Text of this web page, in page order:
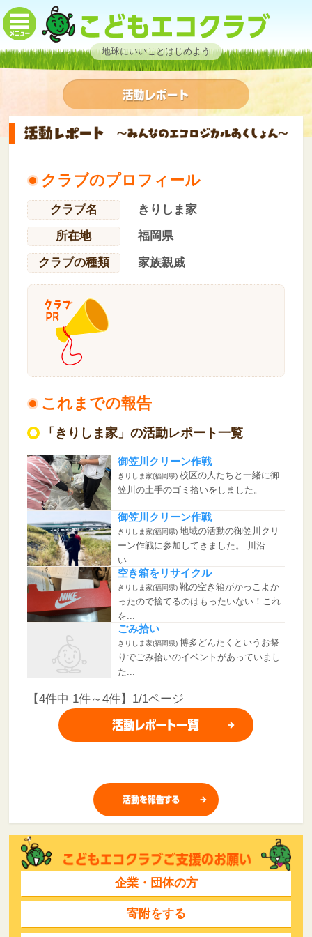
地球にいいことはじめよう
クラブのプロフィール
クラブ名
きりしま家
所在地
福岡県
クラブの種類
家族親戚
これまでの報告
「きりしま家」の活動レポート一覧
御笠川クリーン作戦
きりしま家(福岡県) 校区の人たちと一緒に御
笠川の土手のゴミ拾いをしました。
御笠川クリーン作戦
きりしま家(福岡県) 地域の活動の御笠川クリ
ーン作戦に参加してきました。 川沿
い...
空き箱をリサイクル
きりしま家(福岡県) 靴の空き箱がかっこよか
ったので捨てるのはもったいない！これ
を...
ごみ拾い
きりしま家(福岡県) 博多どんたくというお祭
りでごみ拾いのイベントがあっていまし
た...
【4件中 1件～4件】1/1ページ
企業・団体の方
寄附をする